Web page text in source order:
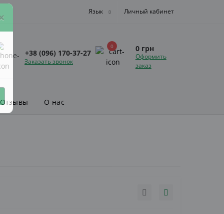
Язык Личный кабинет
+38 (096) 170-37-27
Заказать звонок
0 0 грн
Оформить
заказ
Отзывы О нас